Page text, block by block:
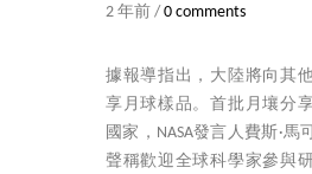
2 年前 / 0 comments
據報導指出，大陸將向其
享月球樣品。首批月壤分
國家，NASA發言人費斯·馬
聲稱歡迎全球科學家參與